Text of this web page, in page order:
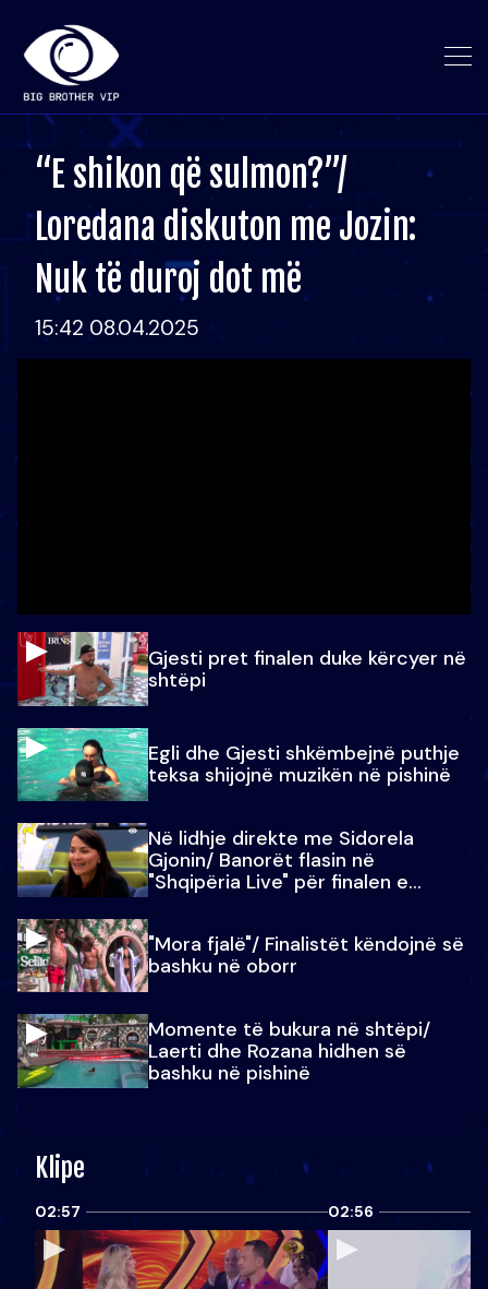
“E shikon që sulmon?”/
Loredana diskuton me Jozin:
Nuk të duroj dot më
15:42 08.04.2025
Gjesti pret finalen duke kërcyer në
shtëpi
Egli dhe Gjesti shkëmbejnë puthje
teksa shijojnë muzikën në pishinë
Në lidhje direkte me Sidorela
Gjonin/ Banorët flasin në
"Shqipëria Live" për finalen e
"Mora fjalë"/ Finalistët këndojnë së
bashku në oborr
Momente të bukura në shtëpi/
Laerti dhe Rozana hidhen së
bashku në pishinë
Klipe
02:57 02:56